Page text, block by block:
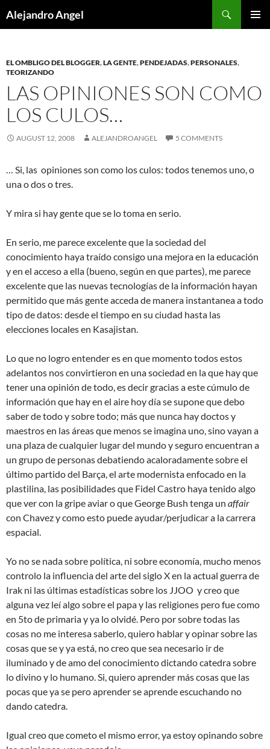
toAlejandro Angel
EL OMBLIGO DEL BLOGGER,LA GENTE,PENDEJADAS,PERSONALES,
TEORIZANDO
LAS OPINIONES SON COMO
LOS CULOS…
AUGUST 12, 2008 ALEJANDROANGEL 5 COMMENTS
… Si, las opiniones son como los culos: todos tenemos uno, o
una o dos o tres.
Y mira si hay gente que se lo toma en serio.
En serio, me parece excelente que la sociedad del
conocimiento haya traído consigo una mejora en la educación
y en el acceso a ella (bueno, según en que partes), me parece
excelente que las nuevas tecnologías de la información hayan
permitido que más gente acceda de manera instantanea a todo
tipo de datos: desde el tiempo en su ciudad hasta las
elecciones locales en Kasajistan.
Lo que no logro entender es en que momento todos estos
adelantos nos convirtieron en una sociedad en la que hay que
tener una opinión de todo, es decir gracias a este cúmulo de
información que hay en el aire hoy día se supone que debo
saber de todo y sobre todo; más que nunca hay doctos y
maestros en las áreas que menos se imagina uno, sino vayan a
una plaza de cualquier lugar del mundo y seguro encuentran a
un grupo de personas debatiendo acaloradamente sobre el
último partido del Barça, el arte modernista enfocado en la
plastilina, las posibilidades que Fidel Castro haya tenido algo
que ver con la gripe aviar o que George Bush tenga un affair
con Chavez y como esto puede ayudar/perjudicar a la carrera
espacial.
Yo no se nada sobre política, ni sobre economía, mucho menos
controlo la influencia del arte del siglo X en la actual guerra de
Irak ni las últimas estadísticas sobre los JJOO y creo que
alguna vez leí algo sobre el papa y las religiones pero fue como
en 5to de primaria y ya lo olvidé. Pero por sobre todas las
cosas no me interesa saberlo, quiero hablar y opinar sobre las
cosas que se y ya está, no creo que sea necesario ir de
iluminado y de amo del conocimiento dictando catedra sobre
lo divino y lo humano. Si, quiero aprender más cosas que las
pocas que ya se pero aprender se aprende escuchando no
dando catedra.
Igual creo que cometo el mismo error, ya estoy opinando sobre